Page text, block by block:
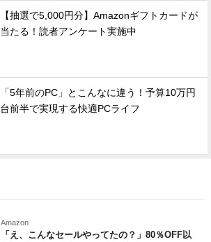
【抽選で5,000円分】Amazonギフトカードが
当たる！読者アンケート実施中
「5年前のPC」とこんなに違う！予算10万円
台前半で実現する快適PCライフ
Amazon
「え、こんなセールやってたの？」80％OFF以